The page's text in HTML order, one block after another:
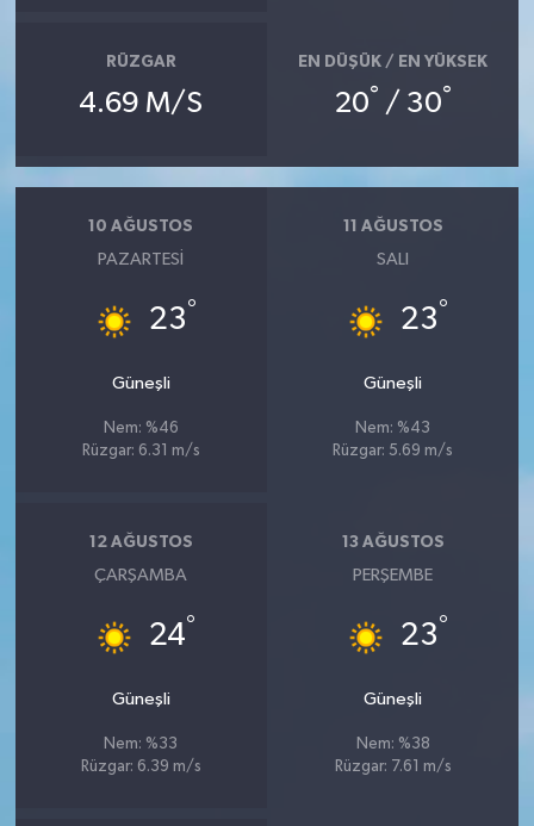
RÜZGAR
4.69 M/S
EN DÜŞÜK / EN YÜKSEK
20° / 30°
10 AĞUSTOS
PAZARTESI
23°
Güneşli
Nem: %46
Rüzgar: 6.31 m/s
11 AĞUSTOS
SALI
23°
Güneşli
Nem: %43
Rüzgar: 5.69 m/s
12 AĞUSTOS
ÇARŞAMBA
24°
Güneşli
Nem: %33
Rüzgar: 6.39 m/s
13 AĞUSTOS
PERŞEMBE
23°
Güneşli
Nem: %38
Rüzgar: 7.61 m/s